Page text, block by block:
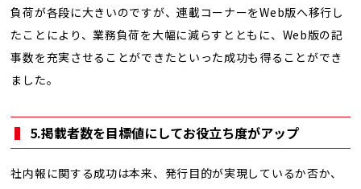
負荷が各段に大きいのですが、連載コーナーをWeb版へ移行し
たことにより、業務負荷を大幅に減らすとともに、Web版の記
事数を充実させることができたといった成功も得ることができ
ました。
5.掲載者数を目標値にしてお役立ち度がアップ
社内報に関する成功は本来、発行目的が実現しているか否か、